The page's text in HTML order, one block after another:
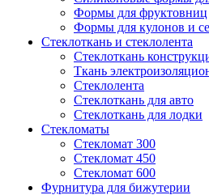
Формы для фруктовниц
Формы для кулонов и
Стеклоткань и стеклолента
Стеклоткань
Ткань
Стеклолента
Стеклоткань для авто
Стеклоткань для лодки
Стекломаты
Стекломат 300
Стекломат 450
Стекломат 600
Фурнитура для бижутерии